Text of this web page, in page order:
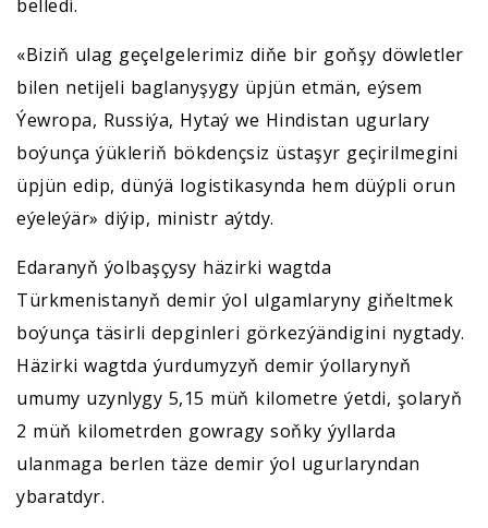
belledi.
«Biziň ulag geçelgelerimiz diňe bir goňşy döwletler
bilen netijeli baglanyşygy üpjün etmän, eýsem
Ýewropa, Russiýa, Hytaý we Hindistan ugurlary
boýunça ýükleriň bökdençsiz üstaşyr geçirilmegini
üpjün edip, dünýä logistikasynda hem düýpli orun
eýeleýär» diýip, ministr aýtdy.
Edaranyň ýolbaşçysy häzirki wagtda
Türkmenistanyň demir ýol ulgamlaryny giňeltmek
boýunça täsirli depginleri görkezýändigini nygtady.
Häzirki wagtda ýurdumyzyň demir ýollarynyň
umumy uzynlygy 5,15 müň kilometre ýetdi, şolaryň
2 müň kilometrden gowragy soňky ýyllarda
ulanmaga berlen täze demir ýol ugurlaryndan
ybaratdyr.